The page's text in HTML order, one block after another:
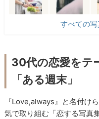
すべての写
30代の恋愛をテ
「ある週末」
『Love,always』と名付け
気で取り組む「恋する写真